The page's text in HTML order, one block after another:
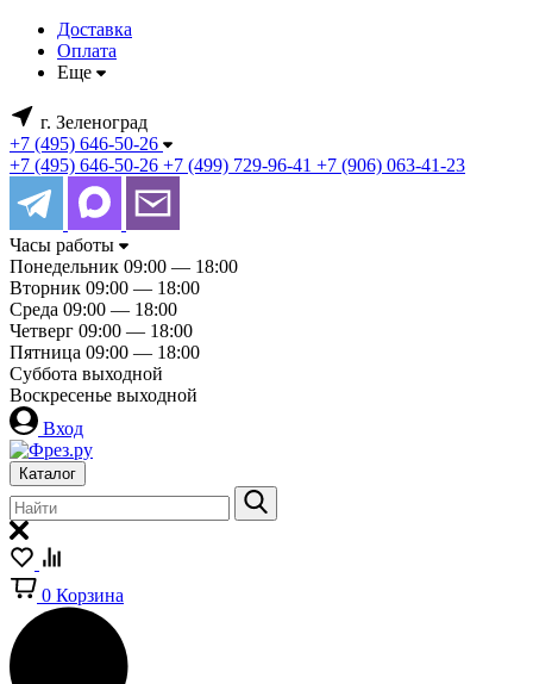
Доставка
Оплата
Еще
г. Зеленоград
+7 (495) 646-50-26
+7 (495) 646-50-26 +7 (499) 729-96-41 +7 (906) 063-41-23
Часы работы
Понедельник 09:00 — 18:00
Вторник 09:00 — 18:00
Среда 09:00 — 18:00
Четверг 09:00 — 18:00
Пятница 09:00 — 18:00
Суббота выходной
Воскресенье выходной
Вход
Каталог
0 Корзина